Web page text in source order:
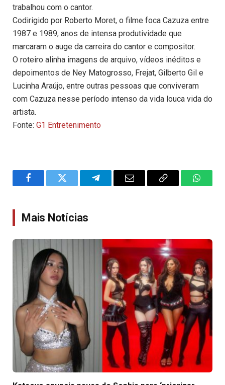
trabalhou com o cantor.
Codirigido por Roberto Moret, o filme foca Cazuza entre
1987 e 1989, anos de intensa produtividade que
marcaram o auge da carreira do cantor e compositor.
O roteiro alinha imagens de arquivo, vídeos inéditos e
depoimentos de Ney Matogrosso, Frejat, Gilberto Gil e
Lucinha Araújo, entre outras pessoas que conviveram
com Cazuza nesse período intenso da vida louca vida do
artista.
Fonte: G1 Entretenimento
FacebookTwitter TelegramEmail
Copy
Mais Notícias